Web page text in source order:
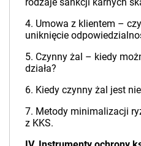
4. Umowa z klientem –
uniknięcie
5. Czynny żal – kiedy
działa?
6. Kiedy czynny żal jest
7. Metody minimalizacji
z KKS.